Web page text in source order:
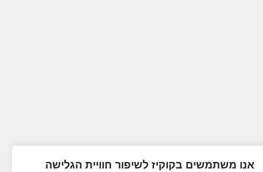
אנו משתמשים בקוקיז לשיפור חוויית הגלישה